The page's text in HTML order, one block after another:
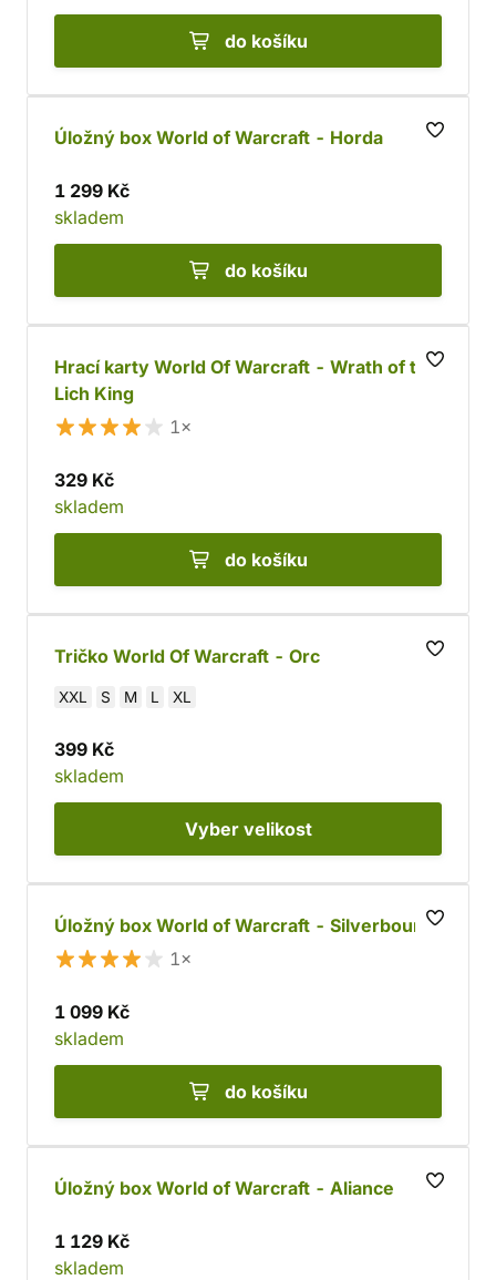
do košíku
Úložný box World of Warcraft - Horda
1 299 Kč
skladem
do košíku
Hrací karty World Of Warcraft - Wrath of the
Lich King
1×
329 Kč
skladem
do košíku
Tričko World Of Warcraft - Orc
XXL S M L XL
399 Kč
skladem
Vyber velikost
Úložný box World of Warcraft - Silverbound
1×
1 099 Kč
skladem
do košíku
Úložný box World of Warcraft - Aliance
1 129 Kč
skladem